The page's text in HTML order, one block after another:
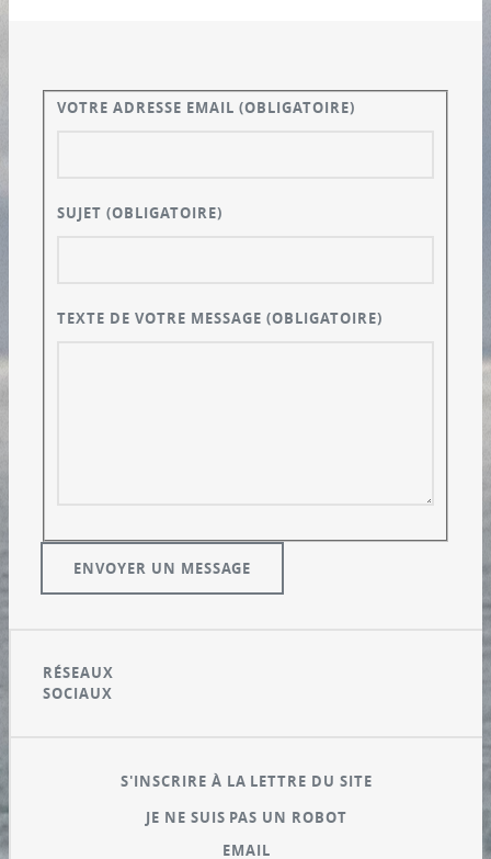
VOTRE ADRESSE EMAIL(OBLIGATOIRE)
SUJET(OBLIGATOIRE)
TEXTE DE VOTRE MESSAGE(OBLIGATOIRE)
RÉSEAUX
SOCIAUX
S'INSCRIRE À LA LETTRE DU SITE
JE NE SUIS PAS UN ROBOT
EMAIL